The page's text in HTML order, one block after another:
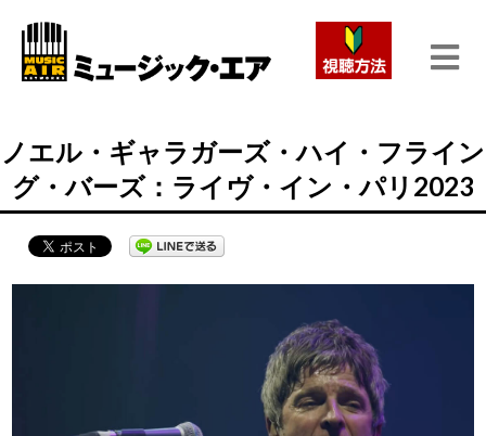
ノエル・ギャラガーズ・ハイ・フライン
グ・バーズ：ライヴ・イン・パリ2023